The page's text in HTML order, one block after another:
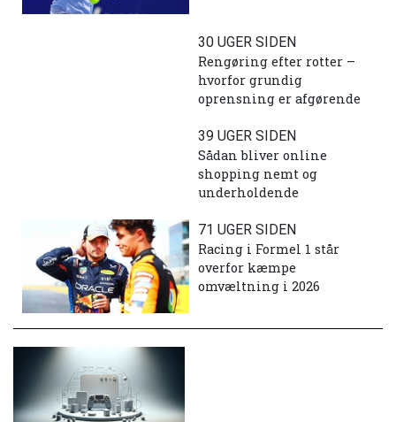
30 UGER SIDEN
Rengøring efter rotter –
hvorfor grundig
oprensning er afgørende
39 UGER SIDEN
Sådan bliver online
shopping nemt og
underholdende
71 UGER SIDEN
Racing i Formel 1 står
overfor kæmpe
omvæltning i 2026